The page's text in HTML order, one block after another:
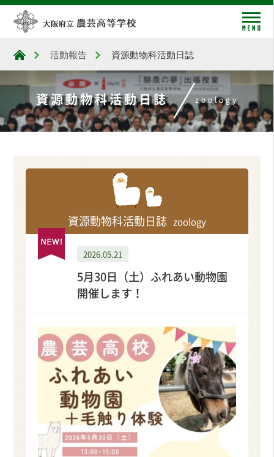
大阪府立農芸高等学校
活動報告 資源動物科活動日誌
資源動物科活動日誌 zoology
資源動物科活動日誌 zoology
2026.05.21
5月30日（土）ふれあい動物園
開催します！